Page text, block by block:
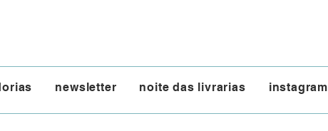
newsletter noite das livrarias instagram